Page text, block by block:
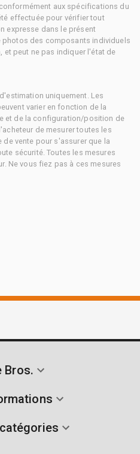
aux spécifications du
effectuée pour vérifier tout
expresse dans le présent
photos des composants individuels
et peut ne pas indiquer l'état de
uniquement. Les
varier en fonction de la
et de la configuration/position de
de mesurer toutes les
vente pour s'assurer que la
sécurité. Toutes les mesures
Ne vous fiez pas à ces mesures
Bros.